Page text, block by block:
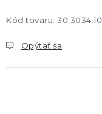
Kód tovaru: 30.3034.10
Opýtať sa